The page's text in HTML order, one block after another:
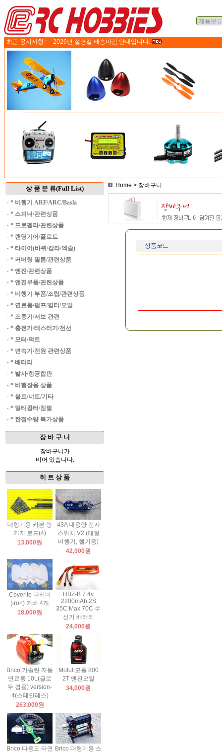
최근 공지사항 : 2026년 설명절 배송마감 안내입니다.
상 품 분 류(Full List)
· * 비행기 ARF/ARC/Basla
· * 스피너/관련상품
· * 프로펠라/관련상품
· * 랜딩기어/플로트
· * 타이어(바퀴/칼라/엑슬)
· * 커버링 필름/관련상품
· * 엔진/관련상품
· * 엔진부품/관련상품
· * 비행기 부품/조립/관련상품
· * 연료통/펌프/필터/오일
· * 조종기/서보 관련
· * 충전기/테스터기/전선
· * 모터/덕트
· * 변속기/전원 관련상품
· * 배터리
· * 발사/항공합판
· * 비행장용 상품
· * 볼트/너트/기타
· * 멀티콥터/짐벌
· * 한정수량 특가상품
장 바 구 니
장바구니가
비어 있습니다.
히 트 상 품
대형기용 카본 링
키지 로드(4)
13,000원
43A 대용량 전자
스위치 V2 (대형
비행기, 헬기용)
42,000원
Coverite 다리미
(iron) 커버 4개
18,000원
HBZ-B 7.4v
2200mAh 2S
35C Max 70C 수
신기 배터리
24,000원
Brico 가솔린 자동
연료통 10L(글로
우 겸용) version-
4(스테인레스)
263,000원
Motul 모튤 800
2T 엔진오일
34,000원
Brico 다용도 타면 Brico 대형기용 스
Home > 장바구니
상품코드